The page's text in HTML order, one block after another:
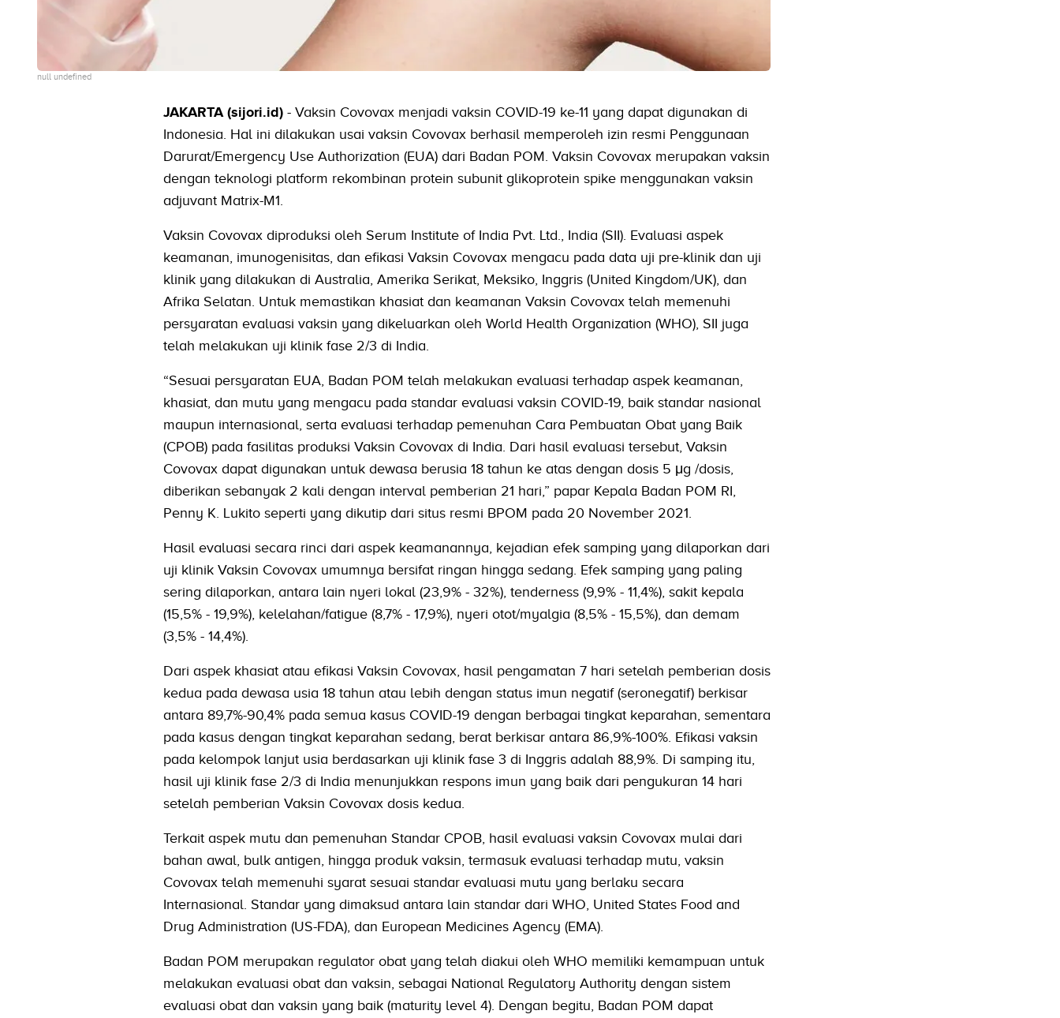
null undefined
JAKARTA (sijori.id)- Vaksin Covovax menjadi vaksin COVID-19 ke-11 yang dapat digunakan di
Indonesia. Hal ini dilakukan usai vaksin Covovax berhasil memperoleh izin resmi Penggunaan
Darurat/Emergency Use Authorization (EUA) dari Badan POM. Vaksin Covovax merupakan vaksin
dengan teknologi platform rekombinan protein subunit glikoprotein spike menggunakan vaksin
adjuvant Matrix-M1.
Vaksin Covovax diproduksi oleh Serum Institute of India Pvt. Ltd., India (SII). Evaluasi aspek
keamanan, imunogenisitas, dan efikasi Vaksin Covovax mengacu pada data uji pre-klinik dan uji
klinik yang dilakukan di Australia, Amerika Serikat, Meksiko, Inggris (United Kingdom/UK), dan
Afrika Selatan. Untuk memastikan khasiat dan keamanan Vaksin Covovax telah memenuhi
persyaratan evaluasi vaksin yang dikeluarkan oleh World Health Organization (WHO), SII juga
telah melakukan uji klinik fase 2/3 di India.
“Sesuai persyaratan EUA, Badan POM telah melakukan evaluasi terhadap aspek keamanan,
khasiat, dan mutu yang mengacu pada standar evaluasi vaksin COVID-19, baik standar nasional
maupun internasional, serta evaluasi terhadap pemenuhan Cara Pembuatan Obat yang Baik
(CPOB) pada fasilitas produksi Vaksin Covovax di India. Dari hasil evaluasi tersebut, Vaksin
Covovax dapat digunakan untuk dewasa berusia 18 tahun ke atas dengan dosis 5 μg /dosis,
diberikan sebanyak 2 kali dengan interval pemberian 21 hari,” papar Kepala Badan POM RI,
Penny K. Lukito seperti yang dikutip dari situs resmi BPOM pada 20 November 2021.
Hasil evaluasi secara rinci dari aspek keamanannya, kejadian efek samping yang dilaporkan dari
uji klinik Vaksin Covovax umumnya bersifat ringan hingga sedang. Efek samping yang paling
sering dilaporkan, antara lain nyeri lokal (23,9% - 32%), tenderness (9,9% - 11,4%), sakit kepala
(15,5% - 19,9%), kelelahan/fatigue (8,7% - 17,9%), nyeri otot/myalgia (8,5% - 15,5%), dan demam
(3,5% - 14,4%).
Dari aspek khasiat atau efikasi Vaksin Covovax, hasil pengamatan 7 hari setelah pemberian dosis
kedua pada dewasa usia 18 tahun atau lebih dengan status imun negatif (seronegatif) berkisar
antara 89,7%-90,4% pada semua kasus COVID-19 dengan berbagai tingkat keparahan, sementara
pada kasus dengan tingkat keparahan sedang, berat berkisar antara 86,9%-100%. Efikasi vaksin
pada kelompok lanjut usia berdasarkan uji klinik fase 3 di Inggris adalah 88,9%. Di samping itu,
hasil uji klinik fase 2/3 di India menunjukkan respons imun yang baik dari pengukuran 14 hari
setelah pemberian Vaksin Covovax dosis kedua.
Terkait aspek mutu dan pemenuhan Standar CPOB, hasil evaluasi vaksin Covovax mulai dari
bahan awal, bulk antigen, hingga produk vaksin, termasuk evaluasi terhadap mutu, vaksin
Covovax telah memenuhi syarat sesuai standar evaluasi mutu yang berlaku secara
Internasional. Standar yang dimaksud antara lain standar dari WHO, United States Food and
Drug Administration (US-FDA), dan European Medicines Agency (EMA).
Badan POM merupakan regulator obat yang telah diakui oleh WHO memiliki kemampuan untuk
melakukan evaluasi obat dan vaksin, sebagai National Regulatory Authority dengan sistem
evaluasi obat dan vaksin yang baik (maturity level 4). Dengan begitu, Badan POM dapat